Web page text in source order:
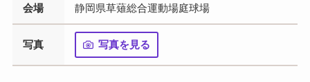
会場 静岡県草薙総合運動場庭球場
写真 写真を見る